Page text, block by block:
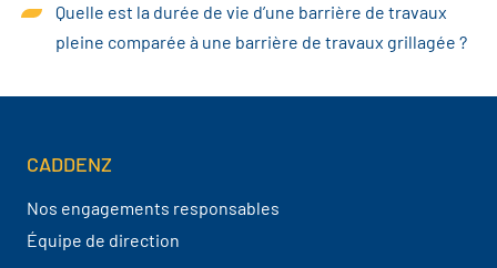
Quelle est la durée de vie d’une barrière de travaux
pleine comparée à une barrière de travaux grillagée ?
Navigation pied de page
CADDENZ
Nos engagements responsables
Équipe de direction